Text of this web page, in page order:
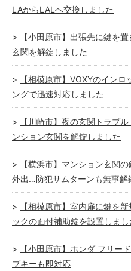
LAからLALへ交換しました
【小田原市】出張先に鍵を
玄関を解錠しました
【相模原市】VOXYのイン
ングで迅速対応しました
【川崎市】夜の玄関トラブ
ンション玄関を解錠しました
【横浜市】マンション玄関
外出…防犯サムターンも無事解
【相模原市】室内扉に鍵を
ックの面付補助錠を設置しまし
【小田原市】ホンダ フリー
ブキーも即対応